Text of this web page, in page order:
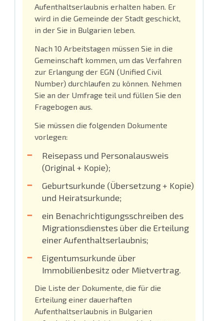
Aufenthaltserlaubnis erhalten haben. Er
wird in die Gemeinde der Stadt geschickt,
in der Sie in Bulgarien leben.
Nach 10 Arbeitstagen müssen Sie in die
Gemeinschaft kommen, um das Verfahren
zur Erlangung der EGN (Unified Civil
Number) durchlaufen zu können. Nehmen
Sie an der Umfrage teil und füllen Sie den
Fragebogen aus.
Sie müssen die folgenden Dokumente
vorlegen:
Reisepass und Personalausweis
(Original + Kopie);
Geburtsurkunde (Übersetzung + Kopie)
und Heiratsurkunde;
ein Benachrichtigungsschreiben des
Migrationsdienstes über die Erteilung
einer Aufenthaltserlaubnis;
Eigentumsurkunde über
Immobilienbesitz oder Mietvertrag.
Die Liste der Dokumente, die für die
Erteilung einer dauerhaften
Aufenthaltserlaubnis in Bulgarien